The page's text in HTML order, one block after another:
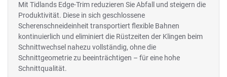
Mit Tidlands Edge-Trim reduzieren Sie Abfall und steigern die
Produktivität. Diese in sich geschlossene
Scherenschneideinheit transportiert flexible Bahnen
kontinuierlich und eliminiert die Rüstzeiten der Klingen beim
Schnittwechsel nahezu vollständig, ohne die
Schnittgeometrie zu beeinträchtigen – für eine hohe
Schnittqualität.